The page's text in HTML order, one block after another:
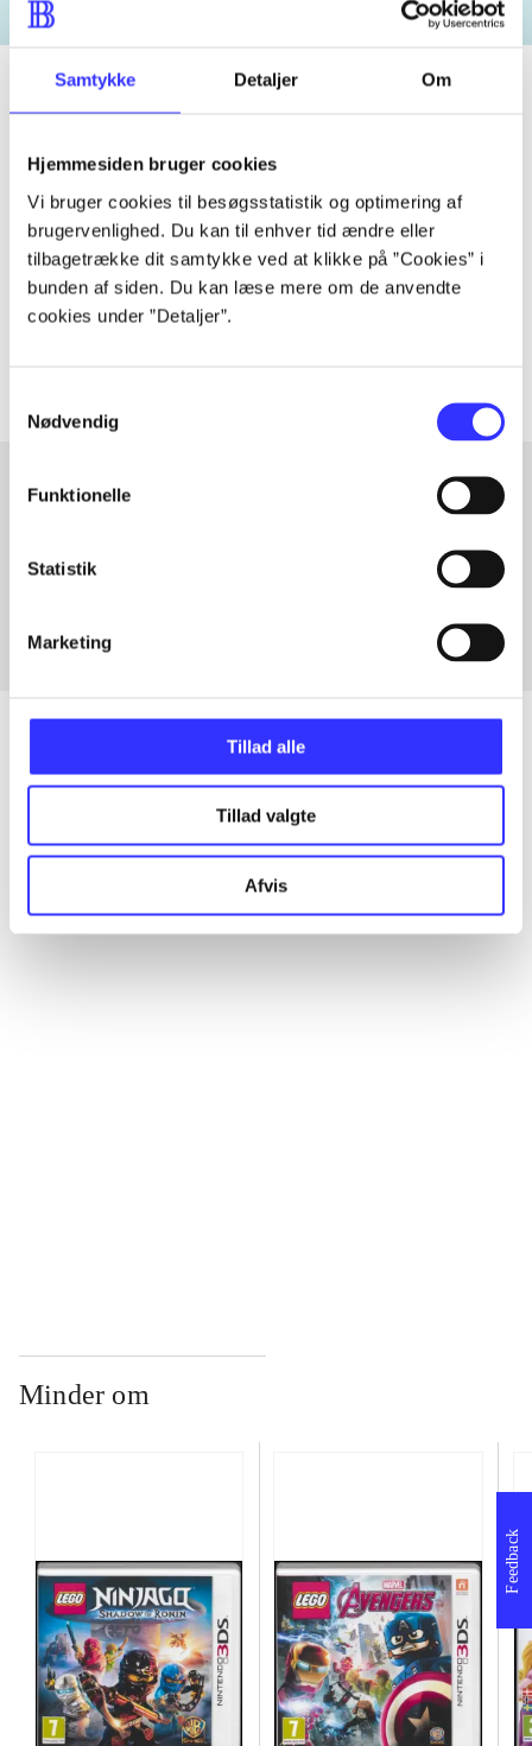
Samtykke Detaljer Om
Hjemmesiden bruger cookies
Vi bruger cookies til besøgsstatistik og optimering af
brugervenlighed. Du kan til enhver tid ændre eller
tilbagetrække dit samtykke ved at klikke på ”Cookies” i
bunden af siden. Du kan læse mere om de anvendte
cookies under ”Detaljer”.
Nødvendig
Funktionelle
Statistik
Marketing
Tillad alle
Tillad valgte
Afvis
Tidsskrift
Artiklen er en del af
lorem ipsum dolor sit amet ...
Tidsskrift
handler ofte om
Fra
Alle registrerede artikler fordelt på udgivelser
Minder om
Feedback